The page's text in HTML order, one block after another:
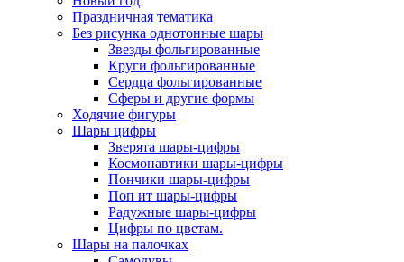
Праздничная тематика
Без рисунка однотонные шары
Звезды фольгированные
Круги фольгированные
Сердца фольгированные
Сферы и другие формы
Ходячие фигуры
Шары цифры
Зверята шары-цифры
Космонавтики шары-цифры
Пончики шары-цифры
Поп ит шары-цифры
Радужные шары-цифры
Цифры по цветам.
Шары на палочках